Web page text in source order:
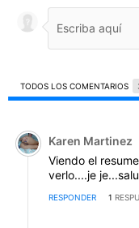
TODOS LOS COMENTARIOS
Comentario de Karen
Karen Martinez
Viendo el
verlo....je
RESPONDER 1